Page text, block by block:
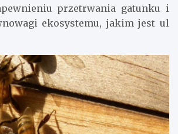
przetrwania gatunku i
ekosystemu, jakim jest ul